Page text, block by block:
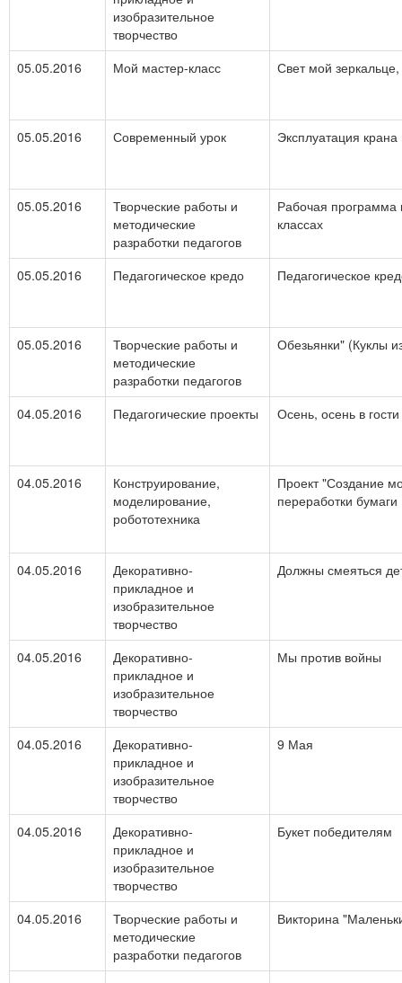
изобразительное
творчество
05.05.2016 Мой мастер-класс Свет мой
05.05.2016 Современный урок Эксплуатация
05.05.2016
Творческие работы и
методические
разработки педагогов
Рабочая
классах
05.05.2016 Педагогическое кредо Педагогическое
05.05.2016
Творческие работы и
методические
разработки педагогов
Обезьянки" (Куклы
04.05.2016 Педагогические проекты Осень, осень в
04.05.2016
Конструирование,
моделирование,
робототехника
Проект "Создание
переработки бумаги
04.05.2016
Декоративно-
прикладное и
изобразительное
творчество
Должны смеяться
04.05.2016
Декоративно-
прикладное и
изобразительное
творчество
Мы против войны
04.05.2016
Декоративно-
прикладное и
изобразительное
творчество
9 Мая
04.05.2016
Декоративно-
прикладное и
изобразительное
творчество
Букет победителям
04.05.2016
Творческие работы и
методические
разработки педагогов
Викторина